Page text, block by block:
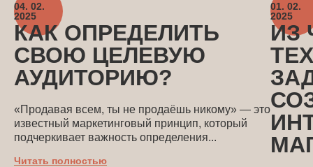
КАК ОПРЕДЕЛИТЬ
СВОЮ ЦЕЛЕВУЮ
АУДИТОРИЮ?
04. 02.
2025
«Продавая всем, ты не продаёшь никому» — это
известный маркетинговый принцип, который
подчеркивает важность определения...
Читать полностью
ИЗ
01. 02.
2025